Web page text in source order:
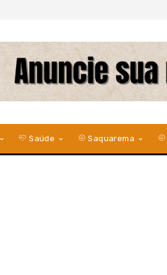
Saúde Saquarema